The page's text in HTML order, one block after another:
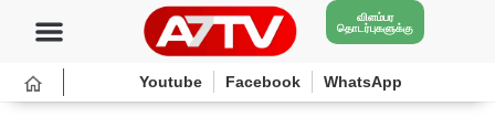
விளம்பர
தொடர்புகளுக்கு
Youtube Facebook WhatsApp